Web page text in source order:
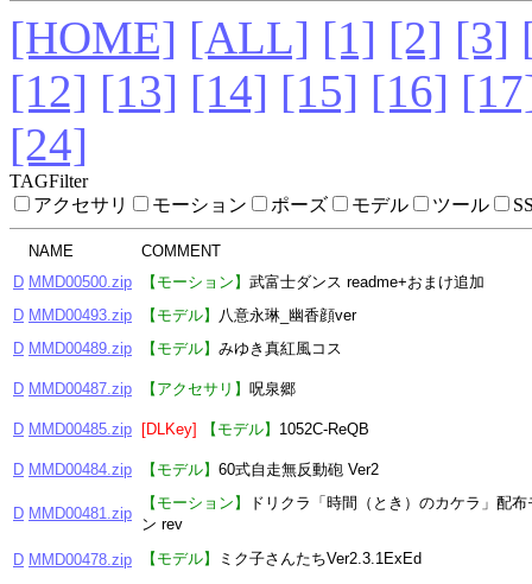
[HOME] [ALL] [1] [2] [3]
[12] [13] [14] [15] [16]
[24]
TAGFilter
アクセサリ
モーション ポーズ モデル ツール
NAME
COMMENT
D MMD00500.zip 【モーション】 武富士ダンス readme+おまけ追加
D MMD00493.zip 【モデル】 八意永琳_幽香顔ver
D MMD00489.zip 【モデル】 みゆき真紅風コス
D MMD00487.zip 【アクセサリ】 呪泉郷
D MMD00485.zip [DLKey] 【モデル】 1052C-ReQB
D MMD00484.zip 【モデル】 60式自走無反動砲 Ver2
D MMD00481.zip
【モーション】
ドリクラ「時間（とき）のカケラ」配
ン rev
D MMD00478.zip 【モデル】
ミク子さんたちVer2.3.1ExEd